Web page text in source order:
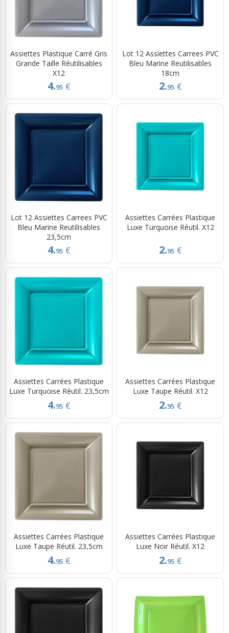
Assiettes Plastique Carré Gris
Grande Taille Réutilisables
X12
4.95 €
Lot 12 Assiettes Carrees PVC
Bleu Marine Reutilisables
18cm
2.95 €
Lot 12 Assiettes Carrees PVC
Bleu Marine Reutilisables
23,5cm
4.95 €
Assiettes Carrées Plastique
Luxe Turquoise Réutil. X12
2.95 €
Assiettes Carrées Plastique
Luxe Turquoise Réutil. 23,5cm
4.95 €
Assiettes Carrées Plastique
Luxe Taupe Réutil. X12
2.95 €
Assiettes Carrées Plastique
Luxe Taupe Réutil. 23,5cm
4.95 €
Assiettes Carrées Plastique
Luxe Noir Réutil. X12
2.95 €